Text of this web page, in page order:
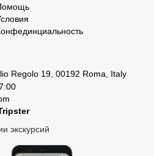
Regolo 19, 00192 Roma, Italy
экскурсий